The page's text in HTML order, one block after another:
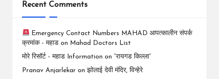
Recent Comments
Emergency Contact Numbers MAHAD आपत्कालीन संपर्क
क्रमांक - महाड on Mahad Doctors List
मोरे रिसॉर्ट - महाड Information on “रायगड किल्ला”
Pranav Anjarlekar on झोलाई देवी मंदिर, विन्हेरे